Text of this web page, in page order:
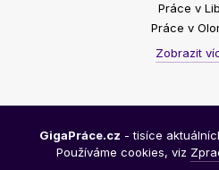
Práce v
Práce v
Zobrazit
GigaPráce.cz - tisíce
Používáme cookies, viz